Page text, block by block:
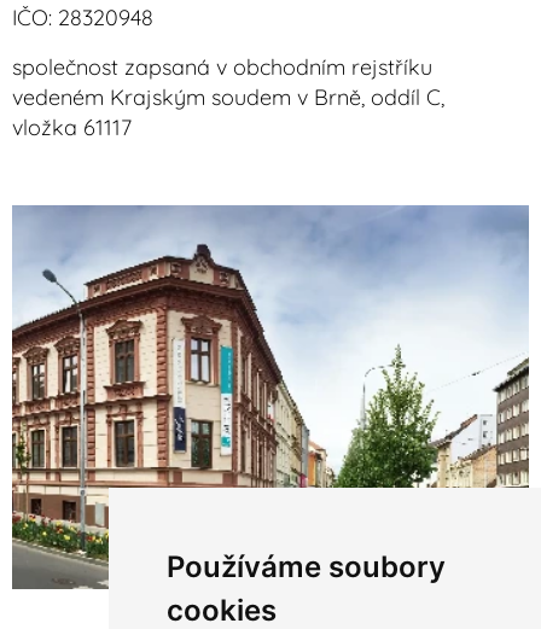
Používáme soubory
cookies
IČO: 28320948
společnost zapsaná v obchodním rejstříku
vedeném Krajským soudem v Brně, oddíl C,
vložka 61117